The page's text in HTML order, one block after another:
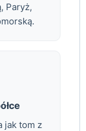
Paryż,
jak tom z